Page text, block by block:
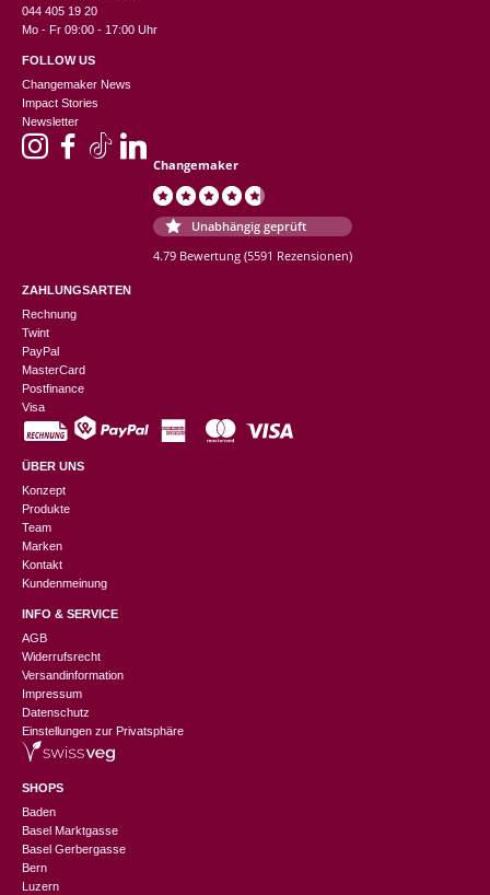
044 405 19 20
Mo - Fr 09:00 - 17:00 Uhr
FOLLOW US
Changemaker News
Impact Stories
Newsletter
Changemaker
Unabhängig geprüft
4.79 Bewertung (5591 Rezensionen)
ZAHLUNGSARTEN
Rechnung
Twint
PayPal
MasterCard
Postfinance
Visa
ÜBER UNS
Konzept
Produkte
Team
Marken
Kontakt
Kundenmeinung
INFO & SERVICE
AGB
Widerrufsrecht
Versandinformation
Impressum
Datenschutz
Einstellungen zur Privatsphäre
SHOPS
Baden
Basel Marktgasse
Basel Gerbergasse
Bern
Luzern